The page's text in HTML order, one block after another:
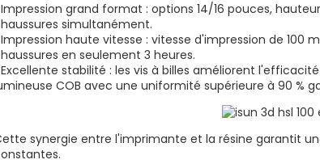
Impression grand format : options 14/16 pouces,
simultanément.
Impression haute vitesse : vitesse d'impression de
en seulement 3 heures.
Excellente stabilité : les vis à billes améliorent
COB avec une uniformité supérieure à 90 %
synergie entre l'imprimante et la résine garantit